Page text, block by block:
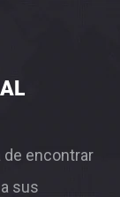
encontrar
sus